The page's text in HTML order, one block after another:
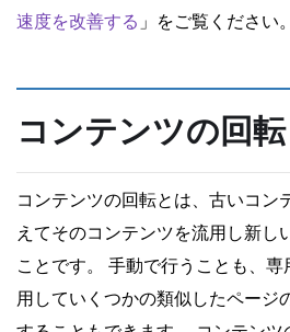
速度を改善する 」をご覧ください。
コンテンツの回転
コンテンツの回転とは、古いコン
えてそのコンテンツを流用し新し
ことです。 手動で行うことも、
用していくつかの類似したページ